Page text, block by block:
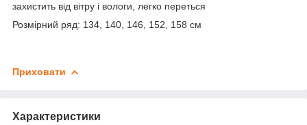
захистить від вітру і вологи, легко переться
Розмірний ряд: 134, 140, 146, 152, 158 см
Приховати
Характеристики